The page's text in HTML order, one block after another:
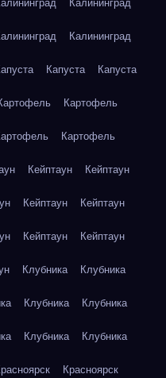
Калининград
Калининград
Капуста Капуста
Картофель
Картофель
Кейптаун Кейптаун
Кейптаун Кейптаун
Кейптаун Кейптаун
Клубника Клубника
Клубника Клубника
Клубника Клубника
Красноярск